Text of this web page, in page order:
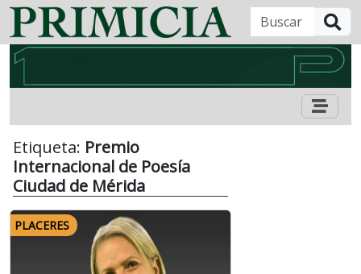
Etiqueta: Premio
Internacional de Poesía
Ciudad de Mérida
PLACERES